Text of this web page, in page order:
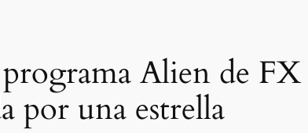
Alien de
por una estrella